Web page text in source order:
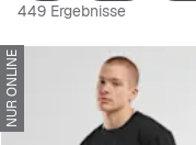
449 Ergebnisse
NUR ONLINE